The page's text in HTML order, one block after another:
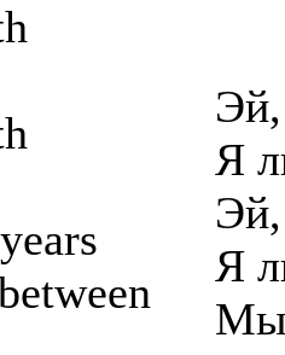
Эй,
Я
Эй,
Я
Мы